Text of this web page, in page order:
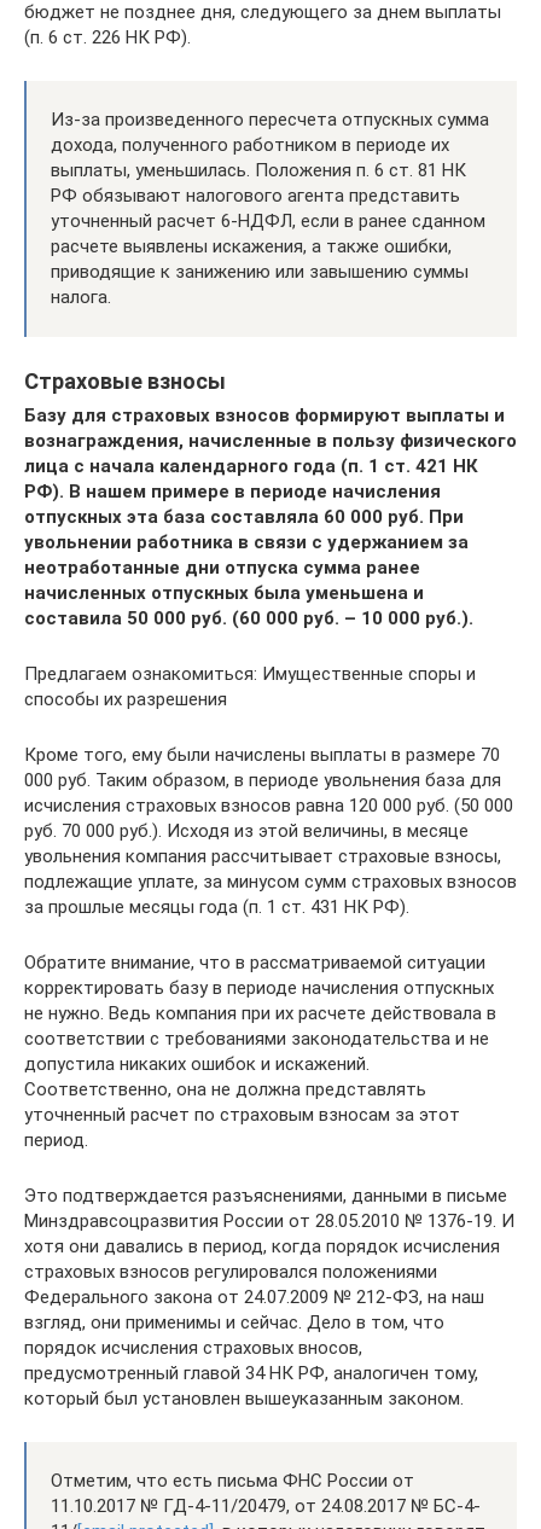
бюджет не позднее дня, следующего за днем выплаты
(п. 6 ст. 226 НК РФ).
Из-за произведенного пересчета отпускных сумма
дохода, полученного работником в периоде их
выплаты, уменьшилась. Положения п. 6 ст. 81 НК
РФ обязывают налогового агента представить
уточненный расчет 6-НДФЛ, если в ранее сданном
расчете выявлены искажения, а также ошибки,
приводящие к занижению или завышению суммы
налога.
Страховые взносы
Базу для страховых взносов формируют выплаты и
вознаграждения, начисленные в пользу физического
лица с начала календарного года (п. 1 ст. 421 НК
РФ). В нашем примере в периоде начисления
отпускных эта база составляла 60 000 руб. При
увольнении работника в связи с удержанием за
неотработанные дни отпуска сумма ранее
начисленных отпускных была уменьшена и
составила 50 000 руб. (60 000 руб. – 10 000 руб.).
Предлагаем ознакомиться: Имущественные споры и
способы их разрешения
Кроме того, ему были начислены выплаты в размере 70
000 руб. Таким образом, в периоде увольнения база для
исчисления страховых взносов равна 120 000 руб. (50 000
руб. 70 000 руб.). Исходя из этой величины, в месяце
увольнения компания рассчитывает страховые взносы,
подлежащие уплате, за минусом сумм страховых взносов
за прошлые месяцы года (п. 1 ст. 431 НК РФ).
Обратите внимание, что в рассматриваемой ситуации
корректировать базу в периоде начисления отпускных
не нужно. Ведь компания при их расчете действовала в
соответствии с требованиями законодательства и не
допустила никаких ошибок и искажений.
Соответственно, она не должна представлять
уточненный расчет по страховым взносам за этот
период.
Это подтверждается разъяснениями, данными в письме
Минздравсоцразвития России от 28.05.2010 № 1376-19. И
хотя они давались в период, когда порядок исчисления
страховых взносов регулировался положениями
Федерального закона от 24.07.2009 № 212-ФЗ, на наш
взгляд, они применимы и сейчас. Дело в том, что
порядок исчисления страховых вносов,
предусмотренный главой 34 НК РФ, аналогичен тому,
который был установлен вышеуказанным законом.
Отметим, что есть письма ФНС России от
11.10.2017 № ГД-4-11/20479, от 24.08.2017 № БС-4-